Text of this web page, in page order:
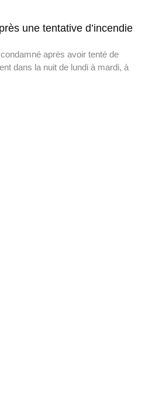
une tentative d’incendie
après avoir tenté de
dans la nuit de lundi à mardi, à